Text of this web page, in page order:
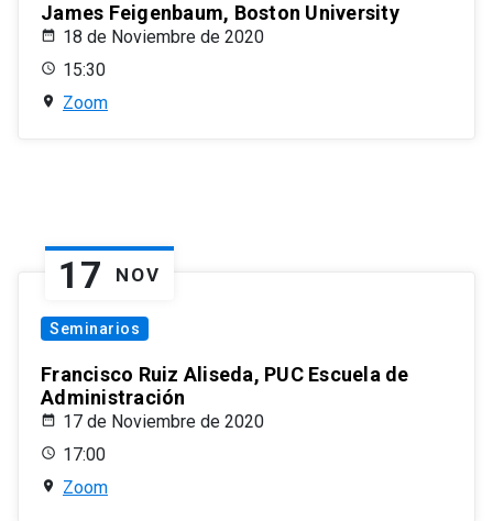
James Feigenbaum, Boston University
18 de Noviembre de 2020
15:30
Zoom
17 NOV
Seminarios
Francisco Ruiz Aliseda, PUC Escuela de
Administración
17 de Noviembre de 2020
17:00
Zoom